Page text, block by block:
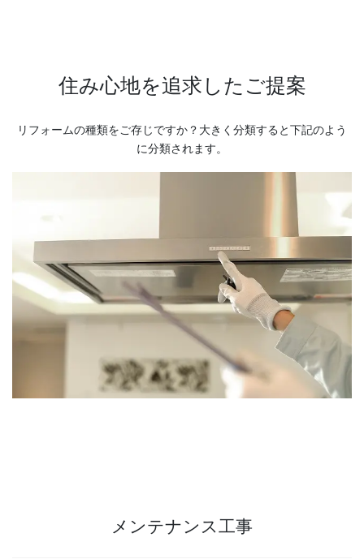
住み心地を追求したご提案
リフォームの種類をご存じですか？大きく分類すると下記のよう
に分類されます。
メンテナンス工事